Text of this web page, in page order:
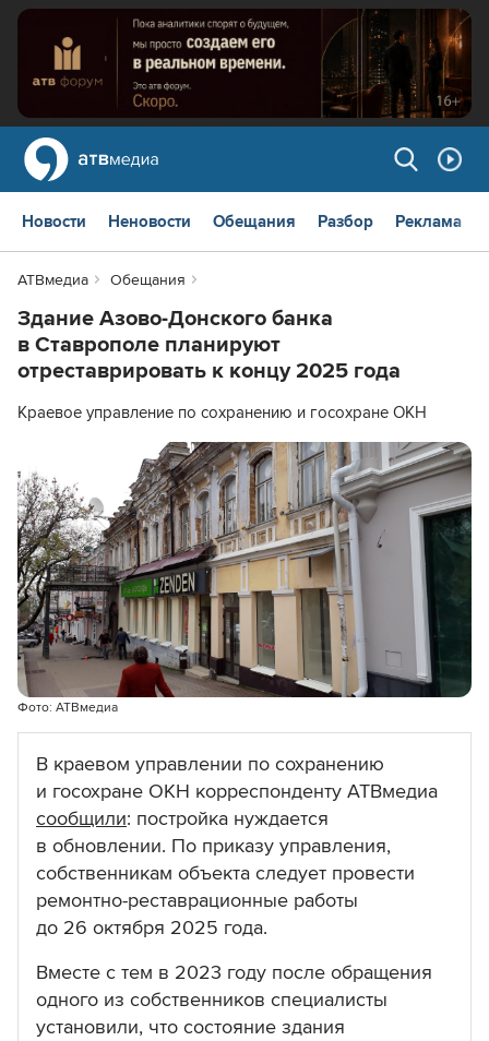
Новости Неновости Обещания Разбор Реклама
АТВмедиа Обещания
Здание Азово-Донского банка
в Ставрополе планируют
отреставрировать к концу 2025 года
Краевое управление по сохранению и госохране ОКН
Фото: АТВмедиа
В краевом управлении по сохранению
и госохране ОКН корреспонденту АТВмедиа
сообщили: постройка нуждается
в обновлении. По приказу управления,
собственникам объекта следует провести
ремонтно-реставрационные работы
до 26 октября 2025 года.
Вместе с тем в 2023 году после обращения
одного из собственников специалисты
установили, что состояние здания